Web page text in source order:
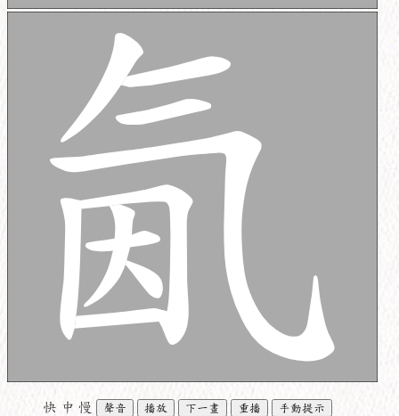
快 中 慢 聲音 播放 下一畫 重播
手動提示